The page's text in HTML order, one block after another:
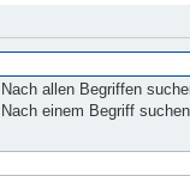
Nach allen Begriffen
Nach einem Begriff suchen